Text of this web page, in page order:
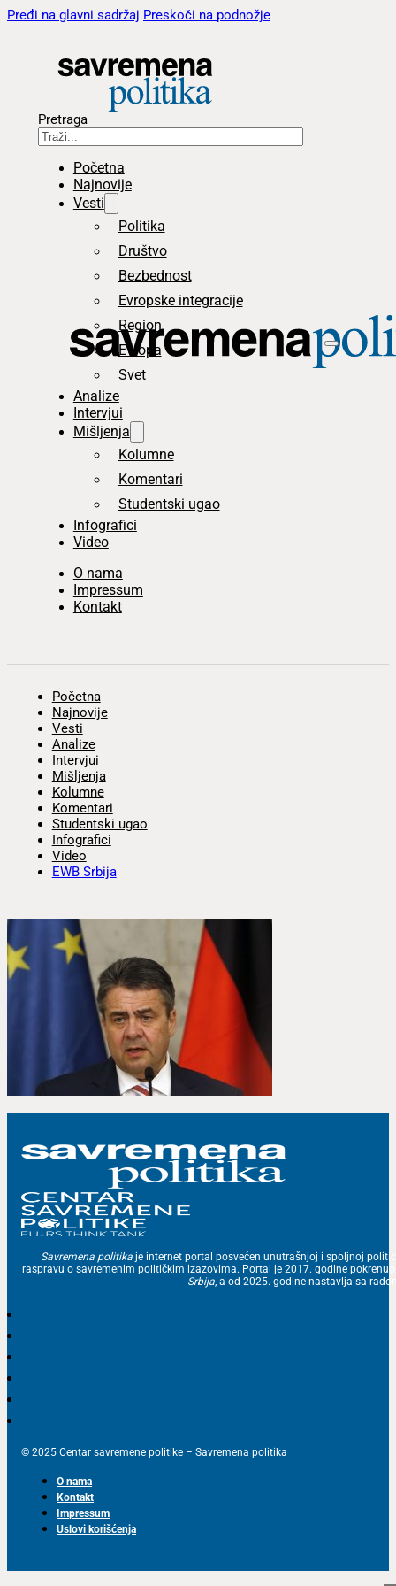
Pređi na glavni sadržaj Preskoči na podnožje
Pretraga
Početna
Najnovije
Vesti
Politika
Društvo
Bezbednost
Evropske integracije
Region
Evropa
Svet
Analize
Intervjui
Mišljenja
Kolumne
Komentari
Studentski ugao
Infografici
Video
O nama
Impressum
Kontakt
Početna
Najnovije
Vesti
Analize
Intervjui
Mišljenja
Kolumne
Komentari
Studentski ugao
Infografici
Video
EWB Srbija
Savremena politika je internet portal posvećen unutrašnjoj i spoljnoj
raspravu o savremenim političkim izazovima. Portal je 2017. godine
Srbija, a od 2025. godine nastavlja sa
© 2025 Centar savremene politike – Savremena politika
O nama
Kontakt
Impressum
Uslovi korišćenja